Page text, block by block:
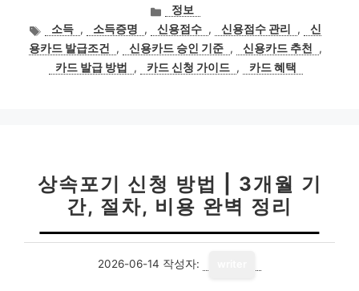
카
테
고
리
정보
태
그
소득 , 소득증명 , 신용점수 , 신용점수 관리 ,
신
용카드 발급조건
, 신용카드 승인 기준 , 신용카드 추천
,
카드 발급 방법
, 카드 신청 가이드 , 카드 혜택
상속포기 신청 방법 | 3개월 기
간, 절차, 비용 완벽 정리
2026-06-14 작성자: